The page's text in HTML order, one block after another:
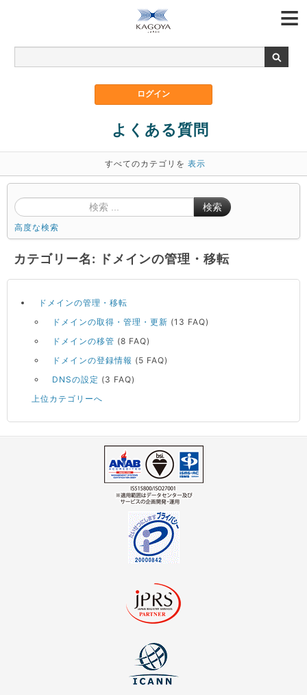
よくある質問
すべてのカテゴリを 表示
検索
高度な検索
カテゴリー名: ドメインの管理・移転
ドメインの管理・移転
ドメインの取得・管理・更新 (13 FAQ)
ドメインの移管 (8 FAQ)
ドメインの登録情報 (5 FAQ)
DNSの設定 (3 FAQ)
上位カテゴリーへ